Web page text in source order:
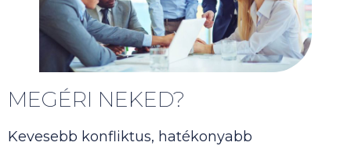
MEGÉRI NEKED?
Kevesebb konfliktus, hatékonyabb